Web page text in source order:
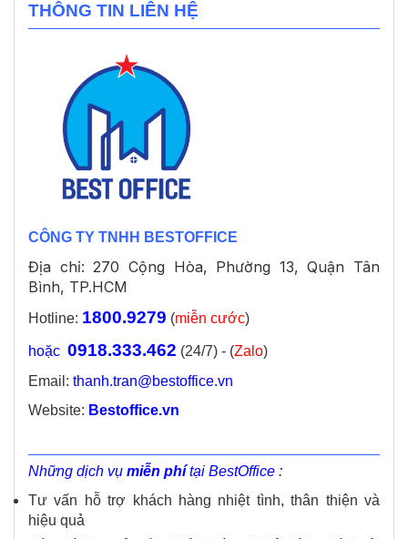
THÔNG TIN LIÊN HỆ
CÔNG TY TNHH BESTOFFICE
Địa chỉ: 270 Cộng Hòa, Phường 13, Quận Tân
Bình, TP.HCM
Hotline: 1800.9279 (miễn cước)
hoặc 0918.333.462 (24/7) - (Zalo)
Email: thanh.tran@bestoffice.vn
Website: Bestoffice.vn
Những dịch vụ miễn phítại BestOffice :
Tư vấn hỗ trợ khách hàng nhiệt tình, thân thiện và
hiệu quả